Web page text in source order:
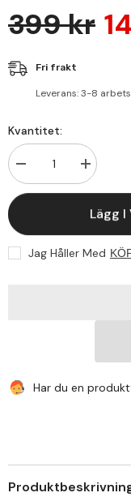
399 kr
Fri frakt
Leverans: 3-8
Kvantitet:
kvantitet
för
+
kable
Öka
kvantitet
för
kable
Lägg I
Jag Håller Med
Har du en